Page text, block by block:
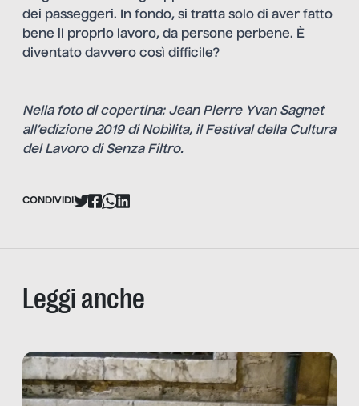
dei passeggeri. In fondo, si tratta solo di aver fatto
bene il proprio lavoro, da persone perbene. È
diventato davvero così difficile?
Nella foto di copertina: Jean Pierre Yvan Sagnet
all’edizione 2019 di Nobìlita, il Festival della Cultura
del Lavoro di Senza Filtro.
CONDIVIDI
Leggi anche